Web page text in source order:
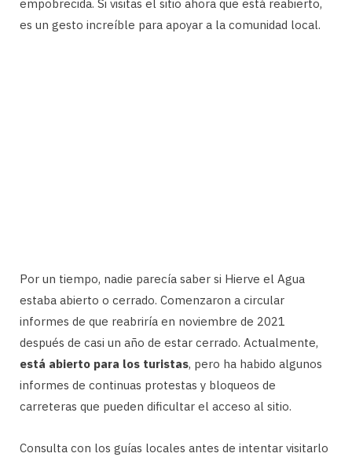
empobrecida. Si visitas el sitio ahora que está reabierto,
es un gesto increíble para apoyar a la comunidad local.
Por un tiempo, nadie parecía saber si Hierve el Agua
estaba abierto o cerrado. Comenzaron a circular
informes de que reabriría en noviembre de 2021
después de casi un año de estar cerrado. Actualmente,
está abierto para los turistas, pero ha habido algunos
informes de continuas protestas y bloqueos de
carreteras que pueden dificultar el acceso al sitio.
Consulta con los guías locales antes de intentar visitarlo